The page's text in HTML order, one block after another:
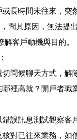
止戶或長時間未往來
補發等，問其原因，無
瞭解客戶動機與目的。
用親切問候聊天方式，
問在哪裡高就？開戶
意以錯誤訊息測試觀察
問及核對已往來業務